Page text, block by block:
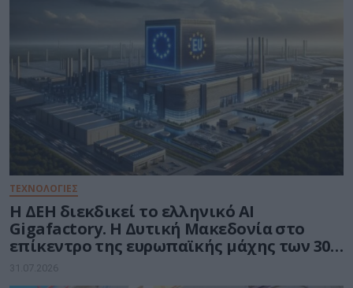
ΤΕΧΝΟΛΟΓΙΕΣ
Η ΔΕΗ διεκδικεί το ελληνικό AI
Gigafactory. Η Δυτική Μακεδονία στο
επίκεντρο της ευρωπαϊκής μάχης των 30
δισ. ευρώ για την Τεχνητή Νοημοσύνη
31.07.2026